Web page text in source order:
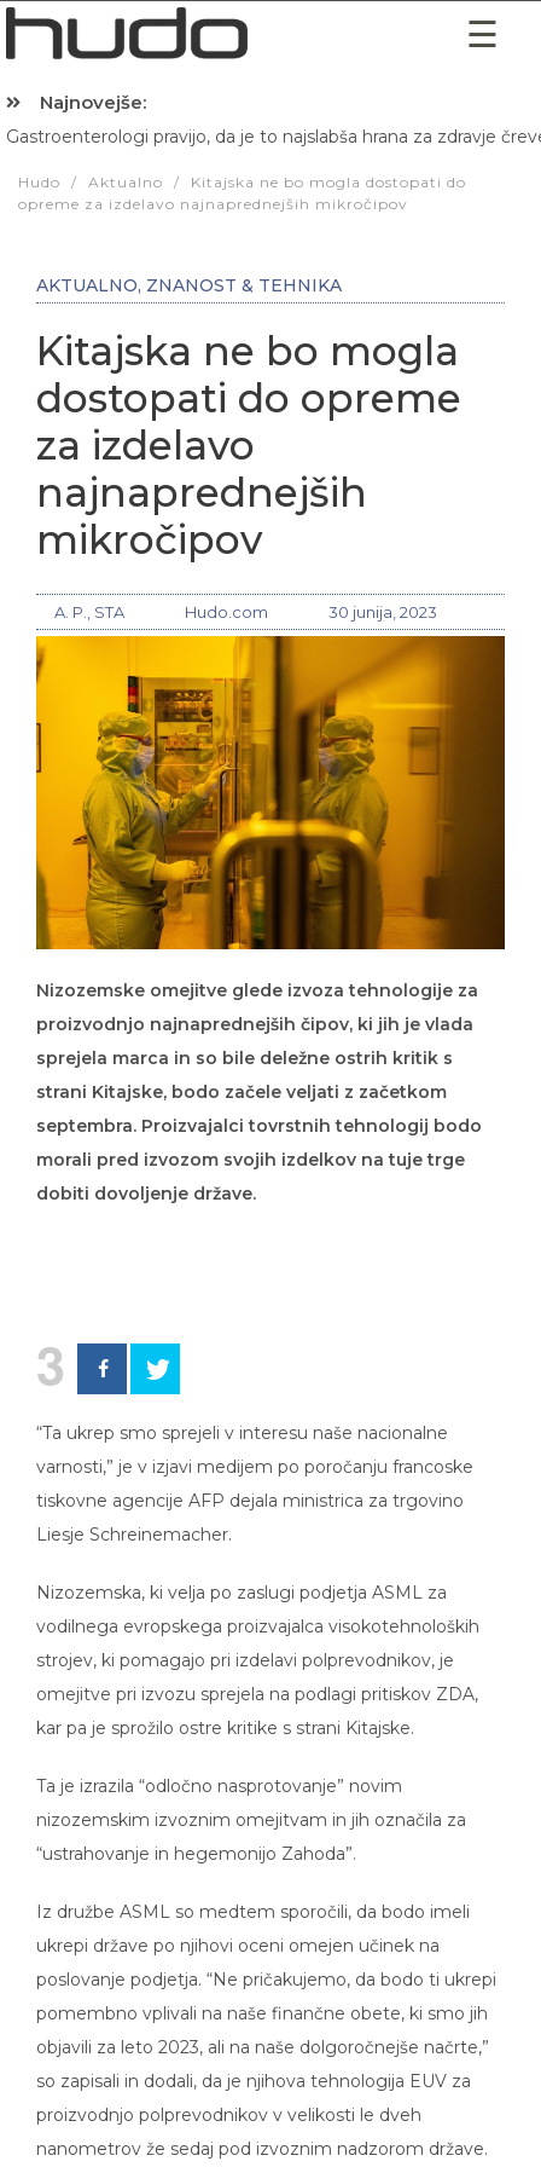
Najnovejše:
Gastroenterologi pravijo, da je to najslabša hrana za zdravje
Hudo / Aktualno /
Kitajska ne bo mogla dostopati do
opreme za izdelavo najnaprednejših mikročipov
AKTUALNO, ZNANOST & TEHNIKA
Kitajska ne bo mogla
dostopati do opreme
za izdelavo
najnaprednejših
mikročipov
A. P., STA Hudo.com 30 junija, 2023
Nizozemske omejitve glede izvoza tehnologije za
proizvodnjo najnaprednejših čipov, ki jih je vlada
sprejela marca in so bile deležne ostrih kritik s
strani Kitajske, bodo začele veljati z začetkom
septembra. Proizvajalci tovrstnih tehnologij bodo
morali pred izvozom svojih izdelkov na tuje trge
dobiti dovoljenje države.
3
“Ta ukrep smo sprejeli v interesu naše nacionalne
varnosti,” je v izjavi medijem po poročanju francoske
tiskovne agencije AFP dejala ministrica za trgovino
Liesje Schreinemacher.
Nizozemska, ki velja po zaslugi podjetja ASML za
vodilnega evropskega proizvajalca visokotehnoloških
strojev, ki pomagajo pri izdelavi polprevodnikov, je
omejitve pri izvozu sprejela na podlagi pritiskov ZDA,
kar pa je sprožilo ostre kritike s strani Kitajske.
Ta je izrazila “odločno nasprotovanje” novim
nizozemskim izvoznim omejitvam in jih označila za
“ustrahovanje in hegemonijo Zahoda”.
Iz družbe ASML so medtem sporočili, da bodo imeli
ukrepi države po njihovi oceni omejen učinek na
poslovanje podjetja. “Ne pričakujemo, da bodo ti ukrepi
pomembno vplivali na naše finančne obete, ki smo jih
objavili za leto 2023, ali na naše dolgoročnejše načrte,”
so zapisali in dodali, da je njihova tehnologija EUV za
proizvodnjo polprevodnikov v velikosti le dveh
nanometrov že sedaj pod izvoznim nadzorom države.